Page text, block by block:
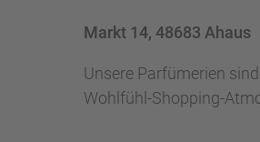
Markt 14, 48683 Ahaus
Unsere Parfümerien
Wohlfühl-Shopping-